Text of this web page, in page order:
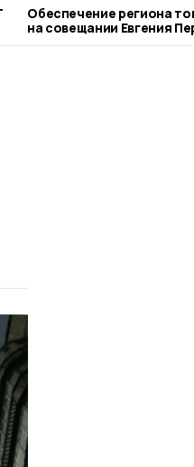
Обеспечение региона
на совещании Евгения